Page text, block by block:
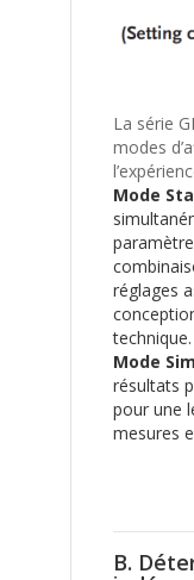
La série
modes
Mode
réglages
technique.
Mode
résultats
pour une
mesures
B.